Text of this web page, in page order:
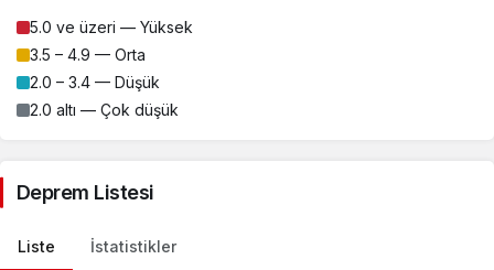
5.0 ve üzeri — Yüksek
3.5 – 4.9 — Orta
2.0 – 3.4 — Düşük
2.0 altı — Çok düşük
Deprem Listesi
Liste İstatistikler